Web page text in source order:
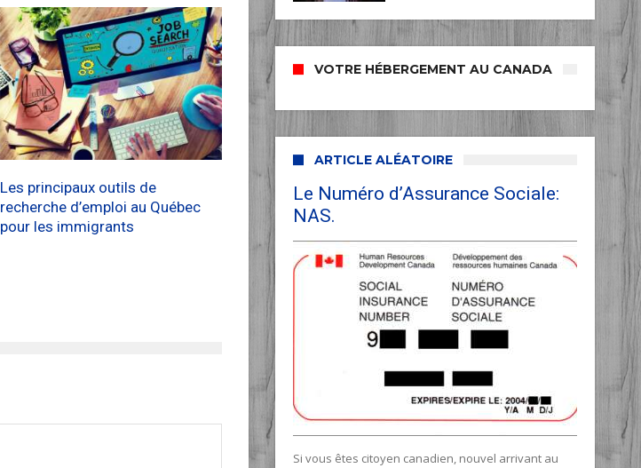
Les principaux outils de
recherche d’emploi au Québec
pour les immigrants
VOTRE HÉBERGEMENT AU CANADA
ARTICLE ALÉATOIRE
Le Numéro d’Assurance Sociale:
NAS.
Si vous êtes citoyen canadien, nouvel arrivant au